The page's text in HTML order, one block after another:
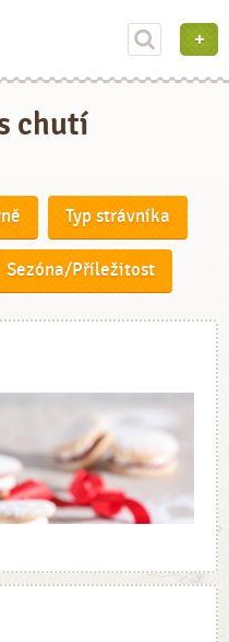
chutí
Typ strávníka
Sezóna/Příležitost